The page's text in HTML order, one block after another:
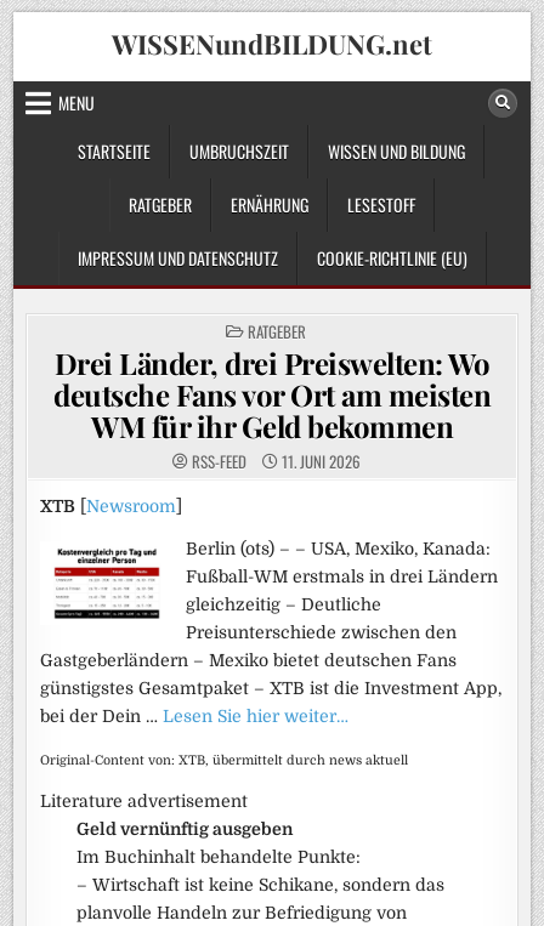
Skip
to
content
WISSENundBILDUNG.net
MENU
STARTSEITE
UMBRUCHSZEIT WISSEN UND BILDUNG
RATGEBER ERNÄHRUNG LESESTOFF
IMPRESSUM UND DATENSCHUTZ COOKIE-RICHTLINIE (EU)
POSTED
IN
RATGEBER
Drei Länder, drei Preiswelten: Wo
deutsche Fans vor Ort am meisten
WM für ihr Geld bekommen
RSS-FEED 11. JUNI 2026
XTB [Newsroom
Berlin (ots) – – USA, Mexiko, Kanada:
Fußball-WM erstmals in drei Ländern
gleichzeitig – Deutliche
Preisunterschiede zwischen den
Gastgeberländern – Mexiko bietet deutschen Fans
günstigstes Gesamtpaket – XTB ist die Investment App,
bei der Dein …Lesen Sie hier weiter…
Original-Content von: XTB, übermittelt durch news aktuell
Literature advertisement
Geld vernünftig ausgeben
Im Buchinhalt behandelte Punkte:
– Wirtschaft ist keine Schikane, sondern das
planvolle Handeln zur Befriedigung von